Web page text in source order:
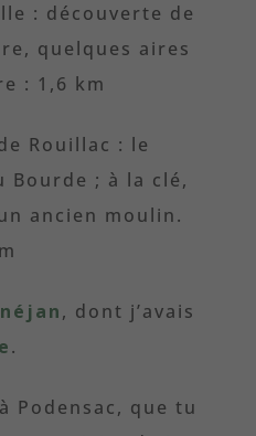
: découverte de
quelques aires
: 1,6 km
Rouillac : le
Bourde ; à la clé,
ancien moulin.
, dont j’avais
.
à Podensac, que tu